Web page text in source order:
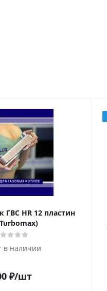
ГВС HR 12 пластин
в наличии
₽/шт